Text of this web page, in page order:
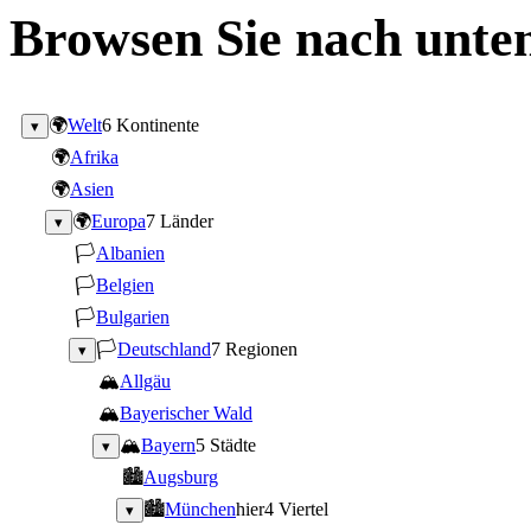
Browsen Sie nach
▾ 🌍Welt6 Kontinente
🌍Afrika
🌍Asien
▾ 🌍Europa7 Länder
🏳Albanien
🏳Belgien
🏳Bulgarien
▾ 🏳Deutschland7 Regionen
🏔Allgäu
🏔Bayerischer Wald
▾ 🏔Bayern5 Städte
🏙Augsburg
▾ 🏙Münchenhier4 Viertel